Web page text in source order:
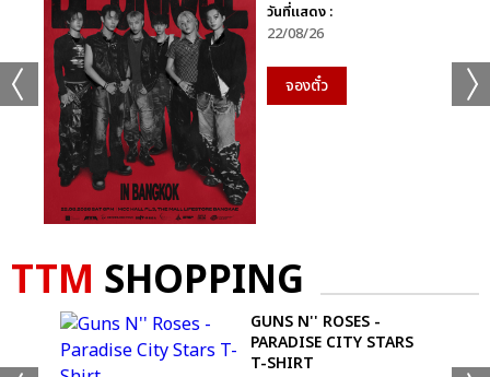
วันที่แสดง :
22/08/26
จองตั๋ว
TTM SHOPPING
GUNS N'' ROSES -
PARADISE CITY STARS
T-SHIRT